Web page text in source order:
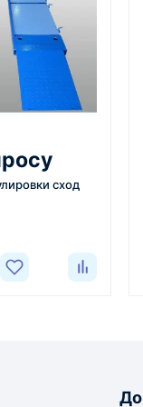
оборудование,
рассчитываем
сход